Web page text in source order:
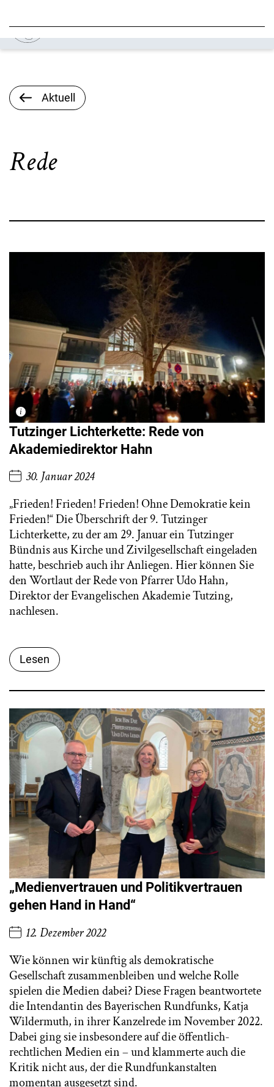
Aktuell
Rede
Tutzinger Lichterkette: Rede von
Akademiedirektor Hahn
30. Januar 2024
„Frieden! Frieden! Frieden! Ohne Demokratie kein
Frieden!“ Die Überschrift der 9. Tutzinger
Lichterkette, zu der am 29. Januar ein Tutzinger
Bündnis aus Kirche und Zivilgesellschaft eingeladen
hatte, beschrieb auch ihr Anliegen. Hier können Sie
den Wortlaut der Rede von Pfarrer Udo Hahn,
Direktor der Evangelischen Akademie Tutzing,
nachlesen.
Lesen
„Medienvertrauen und Politikvertrauen
gehen Hand in Hand“
12. Dezember 2022
Wie können wir künftig als demokratische
Gesellschaft zusammenbleiben und welche Rolle
spielen die Medien dabei? Diese Fragen beantwortete
die Intendantin des Bayerischen Rundfunks, Katja
Wildermuth, in ihrer Kanzelrede im November 2022.
Dabei ging sie insbesondere auf die öffentlich-
rechtlichen Medien ein – und klammerte auch die
Kritik nicht aus, der die Rundfunkanstalten
momentan ausgesetzt sind.